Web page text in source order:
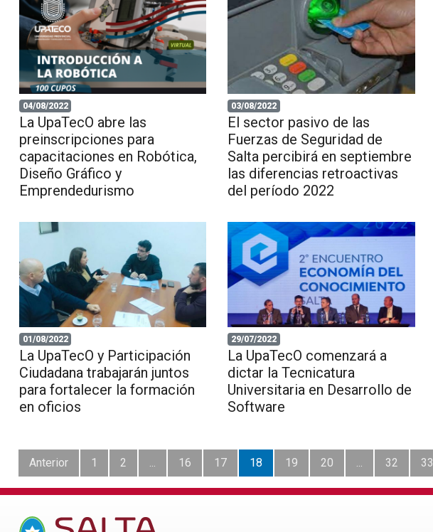
04/08/2022
La UpaTecO abre las
preinscripciones para
capacitaciones en Robótica,
Diseño Gráfico y
Emprendedurismo
03/08/2022
El sector pasivo de las
Fuerzas de Seguridad de
Salta percibirá en septiembre
las diferencias retroactivas
del período 2022
01/08/2022
La UpaTecO y Participación
Ciudadana trabajarán juntos
para fortalecer la formación
en oficios
29/07/2022
La UpaTecO comenzará a
dictar la Tecnicatura
Universitaria en Desarrollo de
Software
Anterior 1 2 ... 16 17 18 19 20 ... 32 33